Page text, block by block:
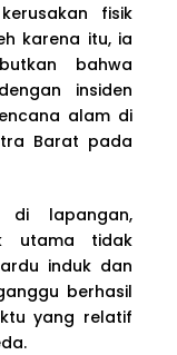
fisik
karena itu, ia
bahwa
insiden
alam di
Barat pada
di lapangan,
utama tidak
induk dan
berhasil
yang relatif